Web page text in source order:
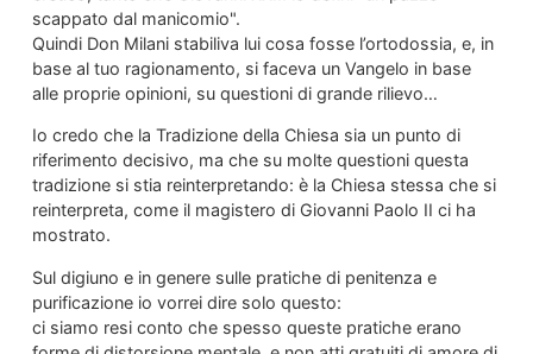
scappato dal manicomio".
Quindi Don Milani stabiliva lui cosa fosse l’ortodossia, e, in
base al tuo ragionamento, si faceva un Vangelo in base
alle proprie opinioni, su questioni di grande rilievo…
Io credo che la Tradizione della Chiesa sia un punto di
riferimento decisivo, ma che su molte questioni questa
tradizione si stia reinterpretando: è la Chiesa stessa che si
reinterpreta, come il magistero di Giovanni Paolo II ci ha
mostrato.
Sul digiuno e in genere sulle pratiche di penitenza e
purificazione io vorrei dire solo questo:
ci siamo resi conto che spesso queste pratiche erano